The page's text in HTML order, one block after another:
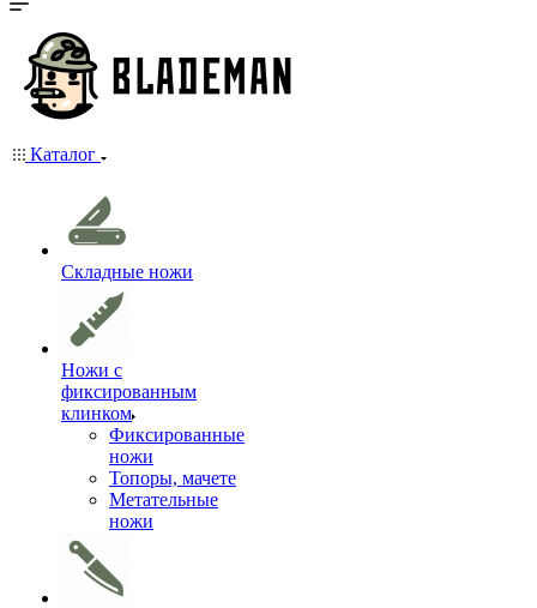
Каталог
Складные ножи
Ножи с
фиксированным
клинком
Фиксированные
ножи
Топоры, мачете
Метательные
ножи